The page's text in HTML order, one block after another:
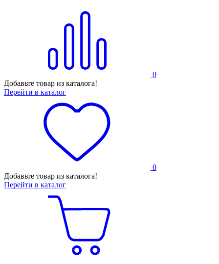
0
Добавьте товар из каталога!
Перейти в каталог
0
Добавьте товар из каталога!
Перейти в каталог